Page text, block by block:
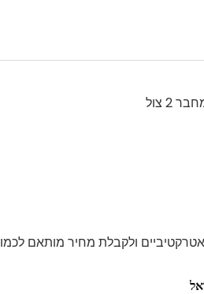
צול
ולקבלת מחיר מותאם לכמות נא